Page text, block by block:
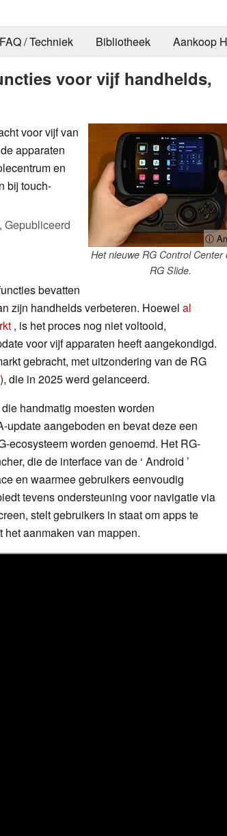
FAQ / Techniek Bibliotheek Aankoop
voor vijf handhelds,
ⓘ
Het nieuwe RG Control Center
RG Slide.
voor vijf van
apparaten
en
bij touch-
Gepubliceerd
bevatten
zijn handhelds verbeteren. Hoewel al
, is het proces nog niet voltooid,
voor vijf apparaten heeft aangekondigd.
gebracht, met uitzondering van de RG
), die in 2025 werd gelanceerd.
handmatig moesten worden
update aangeboden en bevat deze een
ecosysteem worden genoemd. Het RG-
die de interface van de ‘ Android ’
en waarmee gebruikers eenvoudig
tevens ondersteuning voor navigatie via
stelt gebruikers in staat om apps te
aanmaken van mappen.